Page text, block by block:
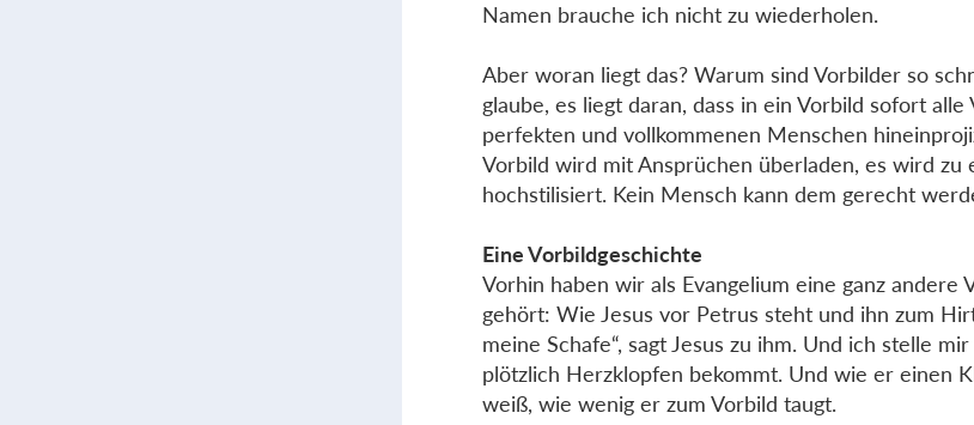
Namen brauche ich nicht zu wiederholen.
Aber woran liegt das? Warum sind Vorbilder so
glaube, es liegt daran, dass in ein Vorbild sofort alle
perfekten und vollkommenen Menschen
Vorbild wird mit Ansprüchen überladen, es wird zu
hochstilisiert. Kein Mensch kann dem gerecht
Eine Vorbildgeschichte
Vorhin haben wir als Evangelium eine ganz andere
gehört: Wie Jesus vor Petrus steht und ihn zum
meine Schafe“, sagt Jesus zu ihm. Und ich stelle
plötzlich Herzklopfen bekommt. Und wie er einen
weiß, wie wenig er zum Vorbild taugt.